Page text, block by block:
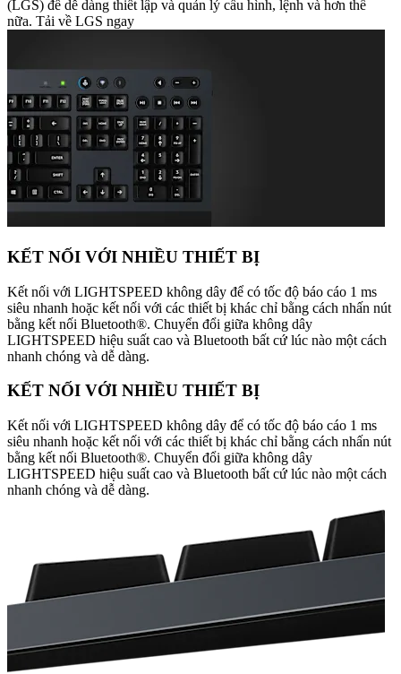
(LGS) để dễ dàng thiết lập và quản lý cấu hình, lệnh và hơn thế
nữa. Tải về LGS ngay
KẾT NỐI VỚI NHIỀU THIẾT BỊ
Kết nối với LIGHTSPEED không dây để có tốc độ báo cáo 1 ms
siêu nhanh hoặc kết nối với các thiết bị khác chỉ bằng cách nhấn nút
bằng kết nối Bluetooth®. Chuyển đổi giữa không dây
LIGHTSPEED hiệu suất cao và Bluetooth bất cứ lúc nào một cách
nhanh chóng và dễ dàng.
KẾT NỐI VỚI NHIỀU THIẾT BỊ
Kết nối với LIGHTSPEED không dây để có tốc độ báo cáo 1 ms
siêu nhanh hoặc kết nối với các thiết bị khác chỉ bằng cách nhấn nút
bằng kết nối Bluetooth®. Chuyển đổi giữa không dây
LIGHTSPEED hiệu suất cao và Bluetooth bất cứ lúc nào một cách
nhanh chóng và dễ dàng.